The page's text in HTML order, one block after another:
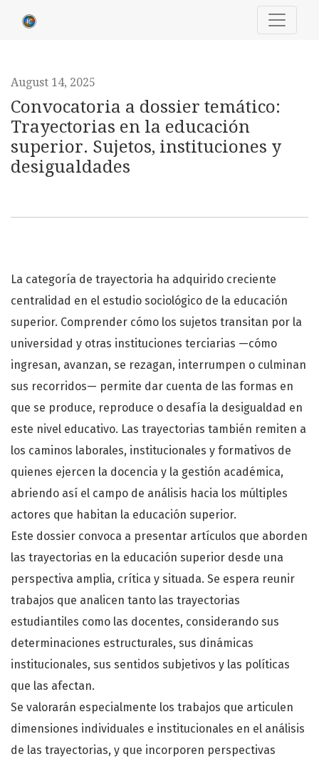
Convocatoria a dossier temático: Trayectorias en la
August 14, 2025
Convocatoria a dossier temático:
Trayectorias en la educación
superior. Sujetos, instituciones y
desigualdades
La categoría de trayectoria ha adquirido creciente
centralidad en el estudio sociológico de la educación
superior. Comprender cómo los sujetos transitan por la
universidad y otras instituciones terciarias —cómo
ingresan, avanzan, se rezagan, interrumpen o culminan
sus recorridos— permite dar cuenta de las formas en
que se produce, reproduce o desafía la desigualdad en
este nivel educativo. Las trayectorias también remiten a
los caminos laborales, institucionales y formativos de
quienes ejercen la docencia y la gestión académica,
abriendo así el campo de análisis hacia los múltiples
actores que habitan la educación superior.
Este dossier convoca a presentar artículos que aborden
las trayectorias en la educación superior desde una
perspectiva amplia, crítica y situada. Se espera reunir
trabajos que analicen tanto las trayectorias
estudiantiles como las docentes, considerando sus
determinaciones estructurales, sus dinámicas
institucionales, sus sentidos subjetivos y las políticas
que las afectan.
Se valorarán especialmente los trabajos que articulen
dimensiones individuales e institucionales en el análisis
de las trayectorias, y que incorporen perspectivas